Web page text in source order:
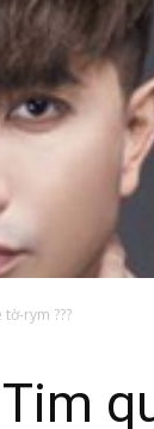
rym ???